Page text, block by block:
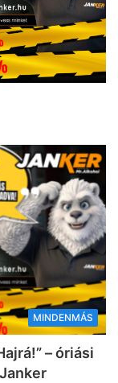
MINDENMÁS
– óriási